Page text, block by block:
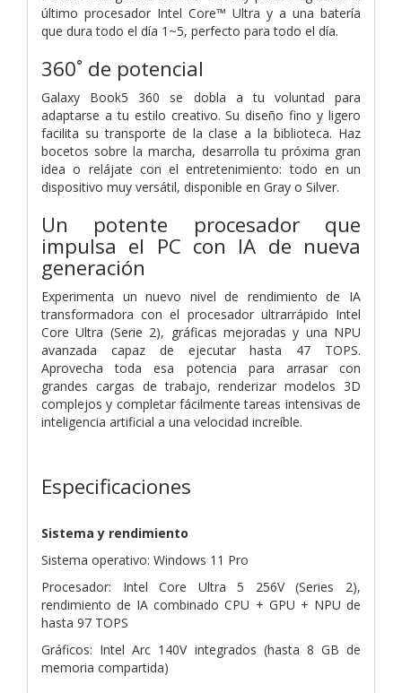
último procesador Intel Core™ Ultra y a una batería
que dura todo el día 1~5, perfecto para todo el día.
360˚ de potencial
Galaxy Book5 360 se dobla a tu voluntad para
adaptarse a tu estilo creativo. Su diseño fino y ligero
facilita su transporte de la clase a la biblioteca. Haz
bocetos sobre la marcha, desarrolla tu próxima gran
idea o relájate con el entretenimiento: todo en un
dispositivo muy versátil, disponible en Gray o Silver.
Un potente procesador que
impulsa el PC con IA de nueva
generación
Experimenta un nuevo nivel de rendimiento de IA
transformadora con el procesador ultrarrápido Intel
Core Ultra (Serie 2), gráficas mejoradas y una NPU
avanzada capaz de ejecutar hasta 47 TOPS.
Aprovecha toda esa potencia para arrasar con
grandes cargas de trabajo, renderizar modelos 3D
complejos y completar fácilmente tareas intensivas de
inteligencia artificial a una velocidad increíble.
Especificaciones
Sistema y rendimiento
Sistema operativo: Windows 11 Pro
Procesador: Intel Core Ultra 5 256V (Series 2),
rendimiento de IA combinado CPU + GPU + NPU de
hasta 97 TOPS
Gráficos: Intel Arc 140V integrados (hasta 8 GB de
memoria compartida)